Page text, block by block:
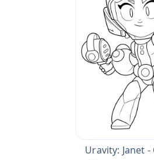
Uravity: Janet